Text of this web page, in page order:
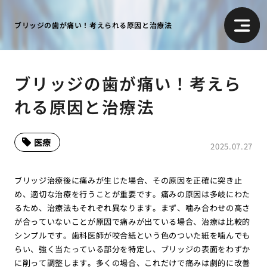
ブリッジの歯が痛い！考えられる原因と治療法
ブリッジの歯が痛い！考えら
れる原因と治療法
2025.07.27
医療
ブリッジ治療後に痛みが生じた場合、その原因を正確に突き止
め、適切な治療を行うことが重要です。痛みの原因は多岐にわた
るため、治療法もそれぞれ異なります。まず、噛み合わせの高さ
が合っていないことが原因で痛みが出ている場合、治療は比較的
シンプルです。歯科医師が咬合紙という色のついた紙を噛んでも
らい、強く当たっている部分を特定し、ブリッジの表面をわずか
に削って調整します。多くの場合、これだけで痛みは劇的に改善